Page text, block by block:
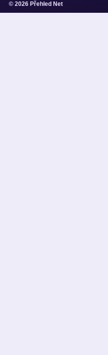
© 2026 Přehled Net